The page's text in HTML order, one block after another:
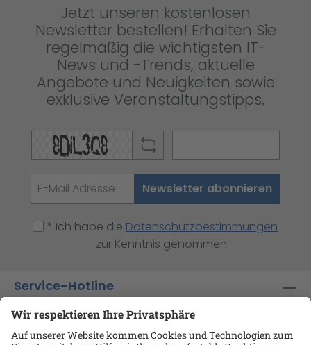
Jetzt unseren kostenlosen
Newsletter bestellen! Erhalten Sie
regelmäßig die wichtigsten IT-
News und -Trends, aktuelle
Angebote und Neuigkeiten sowie
exklusive Veranstaltungstipps.
Newsletter abonnieren
* Ich habe die Datenschutzbestimmungen
zur Kenntnis genommen.
Service-Hotline
Shop-Service